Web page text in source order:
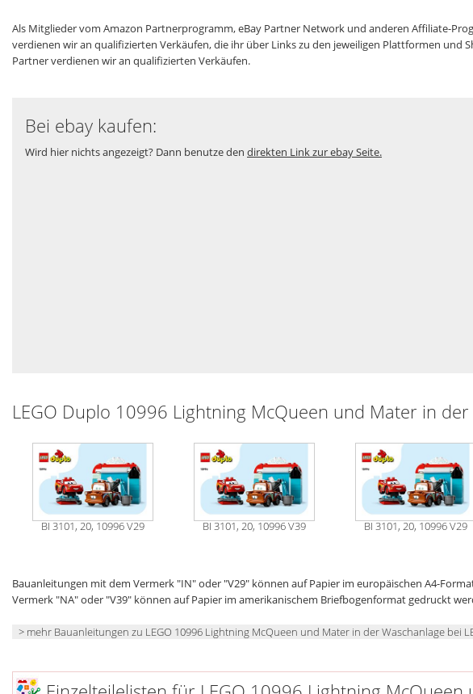
Als Mitglieder vom Amazon Partnerprogramm, eBay Partner Network und anderen Affiliate-
verdienen wir an qualifizierten Verkäufen, die ihr über Links zu den jeweiligen Plattformen und
Partner verdienen wir an qualifizierten Verkäufen.
Bei ebay kaufen:
Wird hier nichts angezeigt? Dann benutze den direkten Link zur ebay Seite.
LEGO Duplo 10996 Lightning McQueen und Mater in
BI 3101, 20, 10996 V29 BI 3101, 20, 10996 V39 BI 3101, 20, 10996 V29
Bauanleitungen mit dem Vermerk "IN" oder "V29" können auf Papier im europäischen A4-
Vermerk "NA" oder "V39" können auf Papier im amerikanischem Briefbogenformat gedruckt
> mehr Bauanleitungen zu LEGO 10996 Lightning McQueen und Mater in der Waschanlage bei